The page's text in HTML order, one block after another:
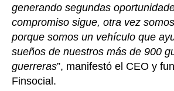
generando segundas
compromiso sigue, otra vez
porque somos un vehículo que
sueños de nuestros más de 900
guerreras”, manifestó el CEO y
Finsocial.